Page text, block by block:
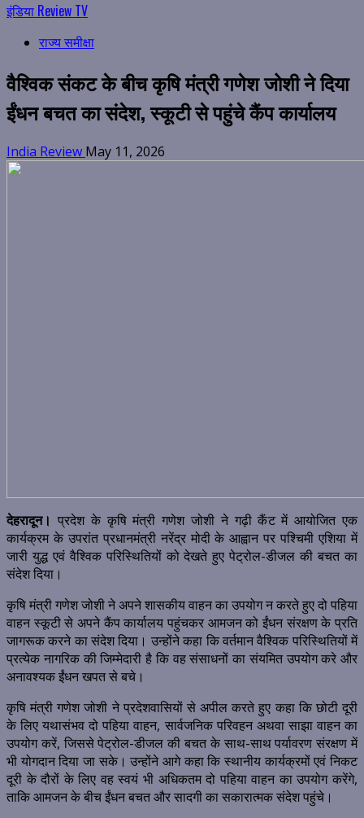
इंडिया Review TV
राज्य समीक्षा
वैश्विक संकट के बीच कृषि मंत्री गणेश जोशी ने दिया
ईंधन बचत का संदेश, स्कूटी से पहुंचे कैंप कार्यालय
India Review May 11, 2026
देहरादून। प्रदेश के कृषि मंत्री गणेश जोशी ने गढ़ी कैंट में आयोजित एक
कार्यक्रम के उपरांत प्रधानमंत्री नरेंद्र मोदी के आह्वान पर पश्चिमी एशिया में
जारी युद्ध एवं वैश्विक परिस्थितियों को देखते हुए पेट्रोल-डीजल की बचत का
संदेश दिया।
कृषि मंत्री गणेश जोशी ने अपने शासकीय वाहन का उपयोग न करते हुए दो पहिया
वाहन स्कूटी से अपने कैंप कार्यालय पहुंचकर आमजन को ईंधन संरक्षण के प्रति
जागरूक करने का संदेश दिया। उन्होंने कहा कि वर्तमान वैश्विक परिस्थितियों में
प्रत्येक नागरिक की जिम्मेदारी है कि वह संसाधनों का संयमित उपयोग करे और
अनावश्यक ईंधन खपत से बचे।
कृषि मंत्री गणेश जोशी ने प्रदेशवासियों से अपील करते हुए कहा कि छोटी दूरी
के लिए यथासंभव दो पहिया वाहन, सार्वजनिक परिवहन अथवा साझा वाहन का
उपयोग करें, जिससे पेट्रोल-डीजल की बचत के साथ-साथ पर्यावरण संरक्षण में
भी योगदान दिया जा सके। उन्होंने आगे कहा कि स्थानीय कार्यक्रमों एवं निकट
दूरी के दौरों के लिए वह स्वयं भी अधिकतम दो पहिया वाहन का उपयोग करेंगे,
ताकि आमजन के बीच ईंधन बचत और सादगी का सकारात्मक संदेश पहुंचे।